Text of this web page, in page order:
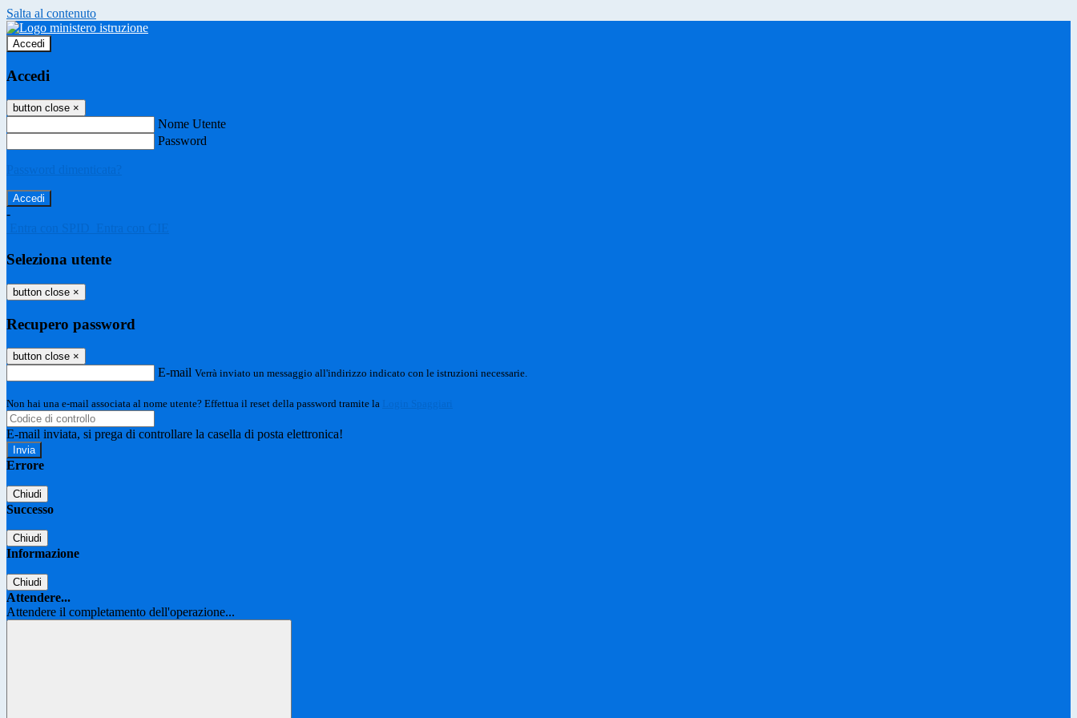
Salta al contenuto
Accedi
Accedi
button close ×
Nome Utente
Password
Password dimenticata?
-
Entra con SPID
Entra con CIE
Seleziona utente
button close ×
Recupero password
button close ×
E-mail Verrà inviato un messaggio all'indirizzo indicato con le istruzioni necessarie.
Non hai una e-mail associata al nome utente? Effettua il reset della password tramite la Login Spaggiari
E-mail inviata, si prega di controllare la casella di posta elettronica!
Errore
Chiudi
Successo
Chiudi
Informazione
Chiudi
Attendere...
Attendere il completamento dell'operazione...